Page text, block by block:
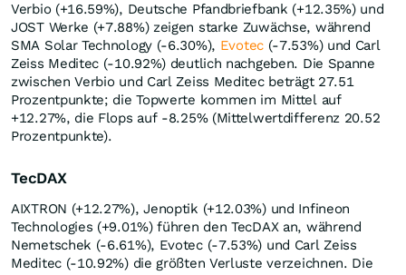
Verbio (+16.59%), Deutsche Pfandbriefbank (+12.35%) und
JOST Werke (+7.88%) zeigen starke Zuwächse, während
SMA Solar Technology (-6.30%), Evotec(-7.53%) und Carl
Zeiss Meditec (-10.92%) deutlich nachgeben. Die Spanne
zwischen Verbio und Carl Zeiss Meditec beträgt 27.51
Prozentpunkte; die Topwerte kommen im Mittel auf
+12.27%, die Flops auf -8.25% (Mittelwertdifferenz 20.52
Prozentpunkte).
TecDAX
AIXTRON (+12.27%), Jenoptik (+12.03%) und Infineon
Technologies (+9.01%) führen den TecDAX an, während
Nemetschek (-6.61%), Evotec (-7.53%) und Carl Zeiss
Meditec (-10.92%) die größten Verluste verzeichnen. Die